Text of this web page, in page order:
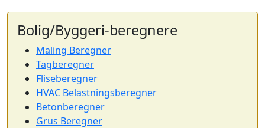
Bolig/Byggeri-beregnere
Maling Beregner
Tagberegner
Fliseberegner
HVAC Belastningsberegner
Betonberegner
Grus Beregner